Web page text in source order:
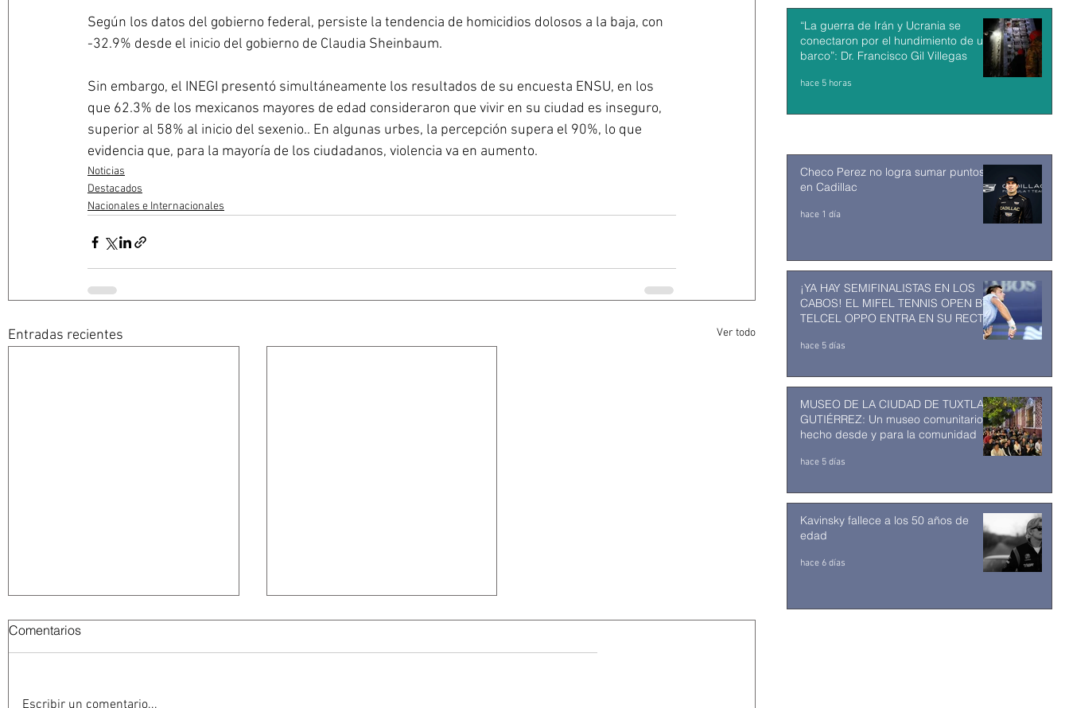
Según los datos del gobierno federal, persiste la tendencia de homicidios dolosos a la baja, con
-32.9% desde el inicio del gobierno de Claudia Sheinbaum.
Sin embargo, el INEGI presentó simultáneamente los resultados de su encuesta ENSU, en los
que 62.3% de los mexicanos mayores de edad consideraron que vivir en su ciudad es inseguro,
superior al 58% al inicio del sexenio.. En algunas urbes, la percepción supera el 90%, lo que
evidencia que, para la mayoría de los ciudadanos, violencia va en aumento.
Noticias
Destacados
Nacionales e Internacionales
Entradas recientes Ver todo
Comentarios
Escribir un comentario...
“La guerra de Irán y Ucrania se
conectaron por el hundimiento de un
barco”: Dr. Francisco Gil Villegas
hace 5 horas
Checo Perez no logra sumar puntos
en Cadillac
hace 1 día
¡YA HAY SEMIFINALISTAS EN LOS
CABOS! EL MIFEL TENNIS OPEN BY
TELCEL OPPO ENTRA EN SU RECTA
hace 5 días
MUSEO DE LA CIUDAD DE TUXTLA
GUTIÉRREZ: Un museo comunitario
hecho desde y para la comunidad
hace 5 días
Kavinsky fallece a los 50 años de
edad
hace 6 días